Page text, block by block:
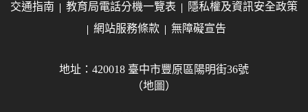
交通指南 教育局電話分機一覽表
隱私權及資訊安全政策
網站服務條款
無障礙宣告
地址：420018 臺中市豐原區陽明街36號
（地圖）